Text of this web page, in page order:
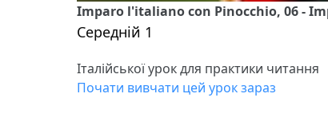
Imparo l'italiano con Pinocchio, 06 -
Середній 1
Італійської урок для практики читання
Почати вивчати цей урок зараз